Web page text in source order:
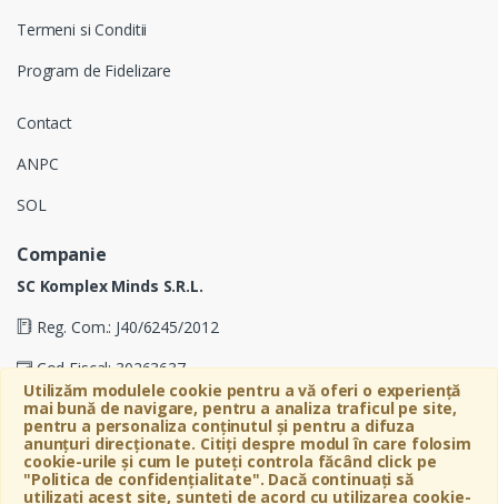
Utilizăm modulele cookie pentru a vă oferi o experiență
mai bună de navigare, pentru a analiza traficul pe site,
pentru a personaliza conținutul și pentru a difuza
anunțuri direcționate. Citiți despre modul în care folosim
cookie-urile și cum le puteți controla făcând click pe
"Politica de confidențialitate". Dacă continuați să
utilizați acest site, sunteți de acord cu utilizarea cookie-
Termeni si Conditii
Program de Fidelizare
Contact
ANPC
SOL
Companie
SC Komplex Minds S.R.L.
Reg. Com.: J40/6245/2012
Cod Fiscal: 30263637
Soseaua Virtutii 19D, Etaj 4, Biroul A, Sector 6, Bucuresti